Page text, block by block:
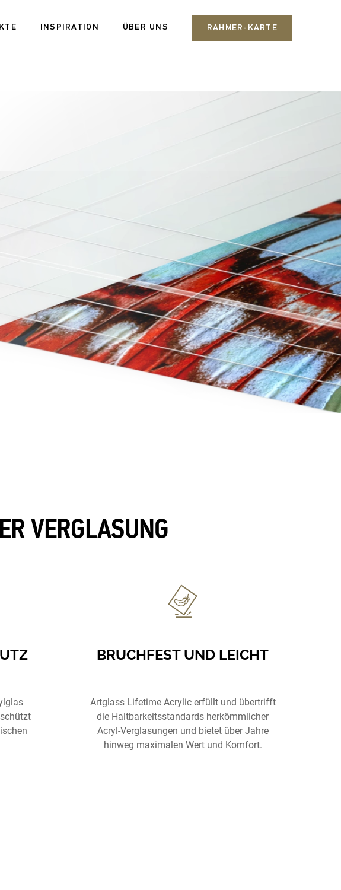
INSPIRATION ÜBER UNS RAHMER-KARTE
VERGLASUNG
BRUCHFEST UND LEICHT
Artglass Lifetime Acrylic erfüllt und übertrifft
die Haltbarkeitsstandards herkömmlicher
Acryl-Verglasungen und bietet über Jahre
hinweg maximalen Wert und Komfort.